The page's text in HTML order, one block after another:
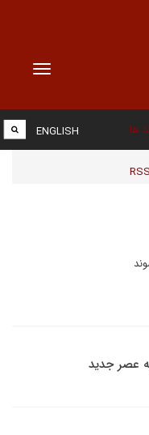
Toggle
ها
RSS
ENGLISH
عصر جدید